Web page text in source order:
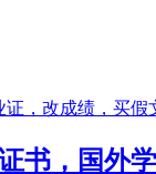
书，国外